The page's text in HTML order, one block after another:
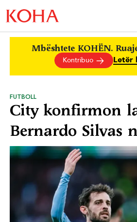
Mbështete KOHËN.
Kontribuo Letër
FUTBOLL
City konfirmon
Bernardo Silvas